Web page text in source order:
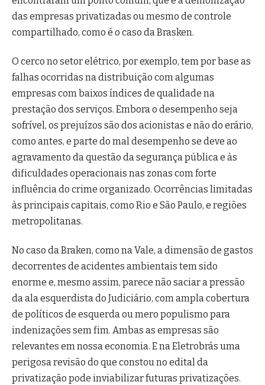
das empresas privatizadas ou mesmo de controle
compartilhado, como é o caso da Brasken.
O cerco no setor elétrico, por exemplo, tem por base as
falhas ocorridas na distribuição com algumas
empresas com baixos índices de qualidade na
prestação dos serviços. Embora o desempenho seja
sofrível, os prejuízos são dos acionistas e não do erário,
como antes, e parte do mal desempenho se deve ao
agravamento da questão da segurança pública e às
dificuldades operacionais nas zonas com forte
influência do crime organizado. Ocorrências limitadas
às principais capitais, como Rio e São Paulo, e regiões
metropolitanas.
No caso da Braken, como na Vale, a dimensão de gastos
decorrentes de acidentes ambientais tem sido
enorme e, mesmo assim, parece não saciar a pressão
da ala esquerdista do Judiciário, com ampla cobertura
de políticos de esquerda ou mero populismo para
indenizações sem fim. Ambas as empresas são
relevantes em nossa economia. E na Eletrobrás uma
perigosa revisão do que constou no edital da
privatização pode inviabilizar futuras privatizações.